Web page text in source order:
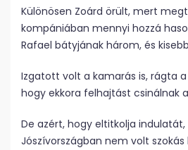
Különösen Zoárd örült, mert
kompániában mennyi hozzá
Rafael bátyjának három, és
Izgatott volt a kamarás is, rágta
hogy ekkora felhajtást csinálnak
De azért, hogy eltitkolja
Jószívországban nem volt